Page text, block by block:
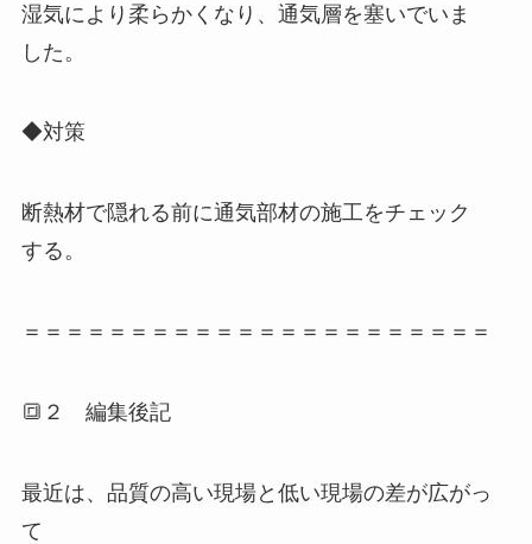
湿気により柔らかくなり、通気層を塞いでいま
した。
◆対策
断熱材で隠れる前に通気部材の施工をチェック
する。
＝＝＝＝＝＝＝＝＝＝＝＝＝＝＝＝＝＝＝＝＝＝
🔳２ 編集後記
最近は、品質の高い現場と低い現場の差が広がっ
て